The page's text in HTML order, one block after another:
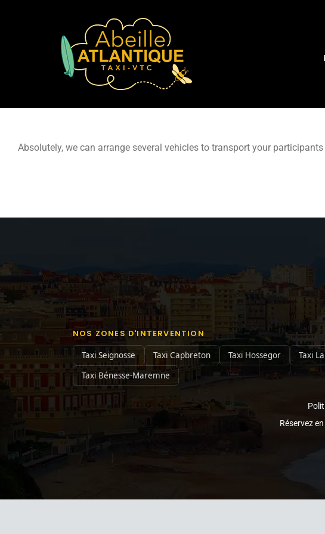
Absolutely, we can arrange several vehicles to transport your
NOS ZONES D'INTERVENTION
Taxi Seignosse Taxi Capbreton Taxi Hossegor Taxi
Taxi Bénesse-Maremne
Réservez